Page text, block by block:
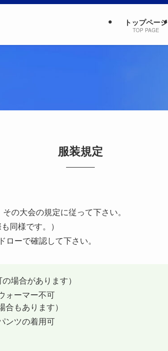
トップページ
TOP PAGE
服装規定
の大会の規定に従って下さい。
同様です。）
ーで確認して下さい。
場合があります）
ォーマー不可
もあります）
ンツの着用可